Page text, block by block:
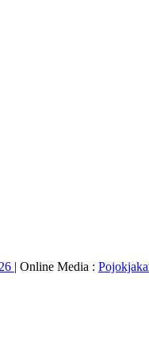
| Online Media :